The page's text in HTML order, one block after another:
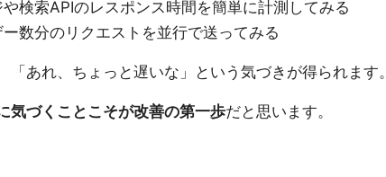
検索APIのレスポンス時間を簡単に計測してみる
数分のリクエストを並行で送ってみる
「あれ、ちょっと遅いな」という気づきが得られます。
気づくことこそが改善の第一歩だと思います。